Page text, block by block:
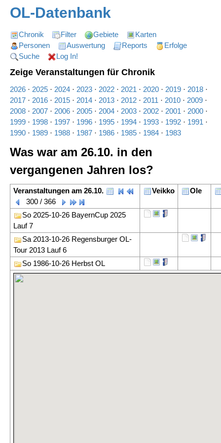
OL-Datenbank
Chronik Filter Gebiete
Karten
Personen
Auswertung Reports
Erfolge
Suche
Log In!
Zeige Veranstaltungen für Chronik
2026 · 2025 · 2024 · 2023 · 2022 · 2021 · 2020 · 2019 · 2018 ·
2017 · 2016 · 2015 · 2014 · 2013 · 2012 · 2011 · 2010 · 2009 ·
2008 · 2007 · 2006 · 2005 · 2004 · 2003 · 2002 · 2001 · 2000 ·
1999 · 1998 · 1997 · 1996 · 1995 · 1994 · 1993 · 1992 · 1991 ·
1990 · 1989 · 1988 · 1987 · 1986 · 1985 · 1984 · 1983
Was war am 26.10. in den
vergangenen Jahren los?
Veranstaltungen am 26.10.
300 / 366
Veikko Ole
So 2025-10-26 BayernCup 2025
Lauf 7
Sa 2013-10-26 Regensburger OL-
Tour 2013 Lauf 6
So 1986-10-26 Herbst OL